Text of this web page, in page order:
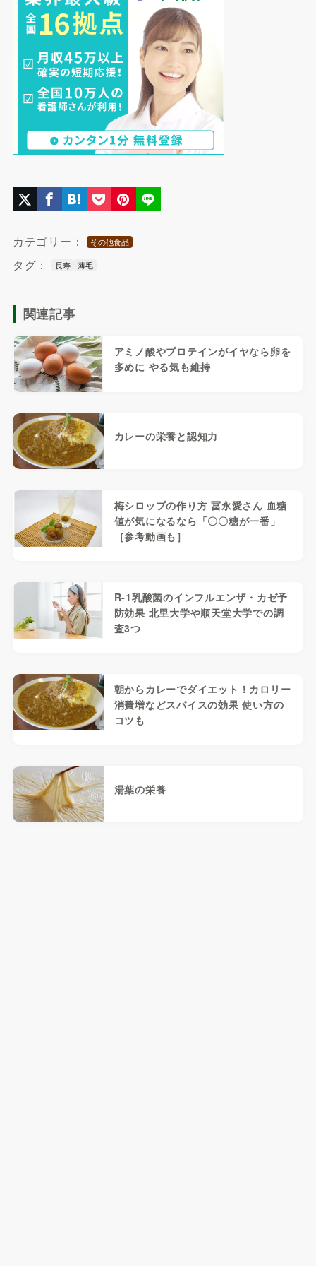
カテゴリー： その他食品
タグ： 長寿 薄毛
関連記事
アミノ酸やプロテインがイヤなら卵を
多めに やる気も維持
カレーの栄養と認知力
梅シロップの作り方 冨永愛さん 血糖
値が気になるなら「〇〇糖が一番」
［参考動画も］
R-1乳酸菌のインフルエンザ・カゼ予
防効果 北里大学や順天堂大学での調
査3つ
朝からカレーでダイエット！カロリー
消費増などスパイスの効果 使い方の
コツも
湯葉の栄養